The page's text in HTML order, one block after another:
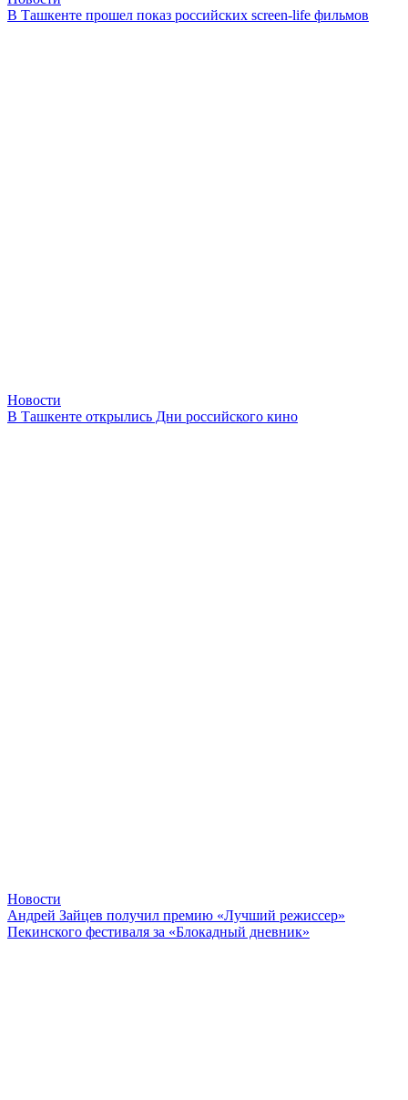
В Ташкенте прошел показ российских screen-life фильмов
Новости
В Ташкенте открылись Дни российского кино
Новости
Андрей Зайцев получил премию «Лучший режиссер»
Пекинского фестиваля за «Блокадный дневник»